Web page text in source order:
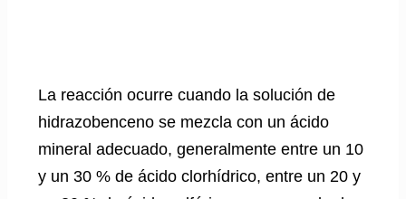
La reacción ocurre cuando la solución de
hidrazobenceno se mezcla con un ácido
mineral adecuado, generalmente entre un 10
y un 30 % de ácido clorhídrico, entre un 20 y